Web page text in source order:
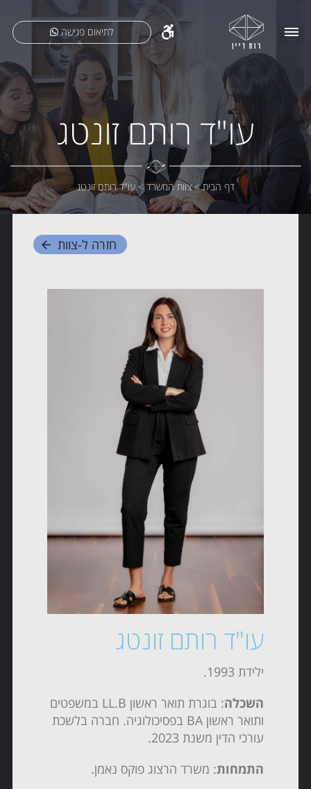
לתיאום פגישה
עו"ד רותם זונטג
דף הבית >צוות המשרד>עו"ד רותם זונטג
חזרה ל-צוות
עו"ד רותם זונטג
ילידת 1993.
השכלה
: בוגרת תואר ראשון LL.B במשפטים
ותואר ראשון BA בפסיכולוגיה. חברה בלשכת
עורכי הדין משנת 2023.
התמחות: משרד הרצוג פוקס נאמן.